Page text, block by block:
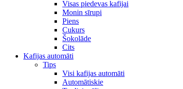
Visas piedevas kafijai
Monin sīrupi
Piens
Cukurs
Šokolāde
Cits
Kafijas automāti
Tips
Visi kafijas automāti
Automātiskie